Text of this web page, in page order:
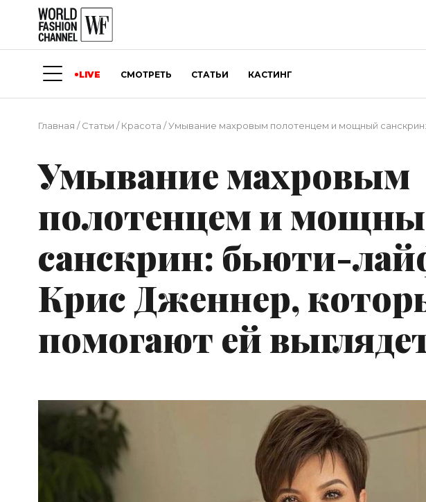
LIVE СМОТРЕТЬ СТАТЬИ КАСТИНГ
Главная /Статьи /Красота /Умывание махровым полотенцем и мощный
Умывание махровым
полотенцем и
санскрин: бьюти-
Крис Дженнер,
помогают ей